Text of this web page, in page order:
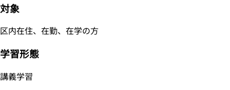
対象
区内在住、在勤、在学の方
学習形態
講義学習